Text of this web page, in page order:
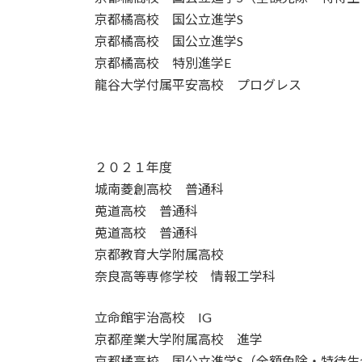
京都橘高校 国公立進学S
京都橘高校 国公立進学S
京都橘高校 特別進学E
龍谷大学付属平安高校 プログレス
２０２１年度
城南菱創高校 普通科
莵道高校 普通科
莵道高校 普通科
京都教育大学附属高校
奈良高等専修学校 情報工学科
立命館宇治高校 IG
京都産業大学附属高校 進学